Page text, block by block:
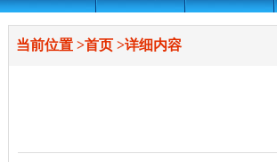
当前位置>首页>详细内容